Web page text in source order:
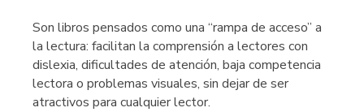
Son libros pensados como una “rampa de acceso” a
la lectura: facilitan la comprensión a lectores con
dislexia, dificultades de atención, baja competencia
lectora o problemas visuales, sin dejar de ser
atractivos para cualquier lector.